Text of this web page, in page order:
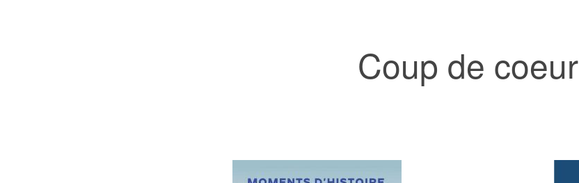
Coup de coeur